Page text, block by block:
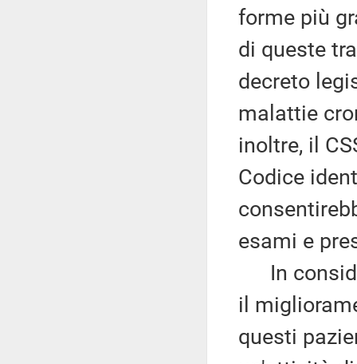
forme più
di queste
decreto
malattie
inoltre, il
Codice
esami e
In
il
questi